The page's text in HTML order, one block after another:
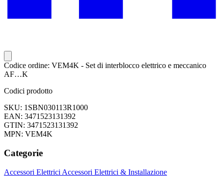
Codice ordine: VEM4K - Set di interblocco elettrico e meccanico
AF…K
Codici prodotto
SKU: 1SBN030113R1000
EAN: 3471523131392
GTIN: 3471523131392
MPN: VEM4K
Categorie
Accessori Elettrici Accessori Elettrici & Installazione